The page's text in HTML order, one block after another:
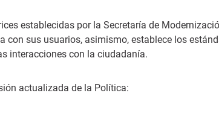
establecidas por la Secretaría de
con sus usuarios, asimismo, establece los
interacciones con la ciudadanía.
actualizada de la Política: